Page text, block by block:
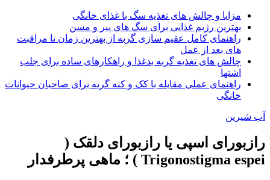
مزایا و چالش‌ های تغذیه سگ با غذای خانگی
بهترین رژیم غذایی برای سگ‌ های پیر و مسن
راهنمای کامل عقیم سازی گربه از بهترین زمان تا مراقبت‌
های بعد از عمل
چالش‌ های تغذیه گربه بدغذا و راهکارهای ساده برای جلب
اشتها
راهنمای عملی مقابله با کک و کنه گربه برای صاحبان حیوانات
خانگی
آب شیرین
رازبورای اسپی یا رازبورای دلقک (
Trigonostigma espei ) ؛ ماهی پرطرفدار